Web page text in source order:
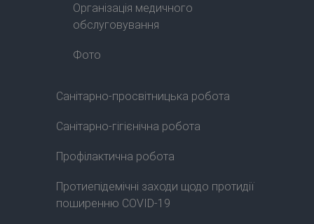
Організація медичного
обслуговування
Фото
Санітарно-просвітницька робота
Санітарно-гігієнічна робота
Профілактична робота
Протиепідемічні заходи щодо протидії
поширенню COVID-19